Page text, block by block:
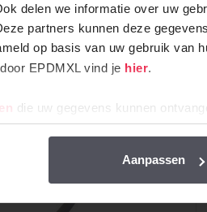
delen we informatie over uw
partners kunnen deze
op basis van uw gebruik van
EPDMXL vind je hier.
die uw gegevens kunnen
Aanpassen
voor u zijn!